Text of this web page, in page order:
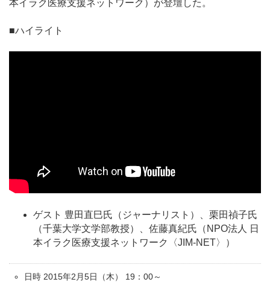
本イラク医療支援ネットワーク）が登壇した。
■ハイライト
ゲスト 豊田直巳氏（ジャーナリスト）、栗田禎子氏
（千葉大学文学部教授）、佐藤真紀氏（NPO法人 日
本イラク医療支援ネットワーク〈JIM-NET〉）
日時 2015年2月5日（木） 19：00～